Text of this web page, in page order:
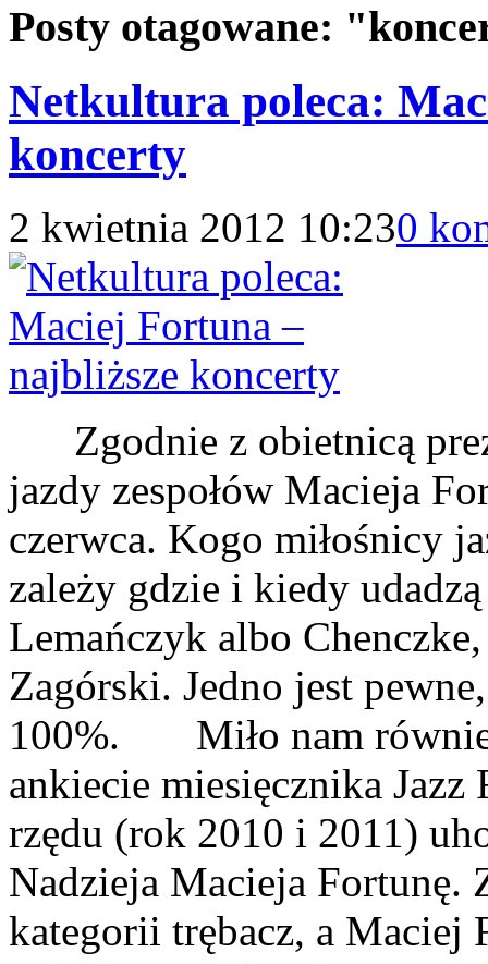
Posty otagowane:
Netkultura poleca:
koncerty
2 kwietnia 2012 10:230
Zgodnie z obietnicą
jazdy zespołów Macieja
czerwca. Kogo miłośnicy
zależy gdzie i kiedy
Lemańczyk albo
Zagórski. Jedno jest
100%. Miło nam
ankiecie miesięcznika
rzędu (rok 2010 i 2011)
Nadzieja Macieja Fortunę.
kategorii trębacz, a Maciej